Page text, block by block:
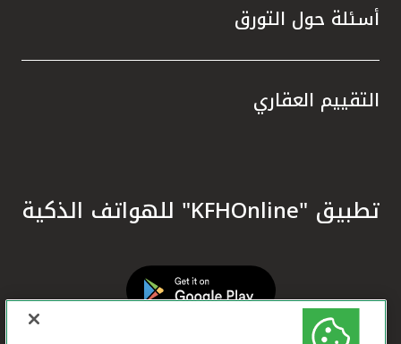
أسئلة حول التورق
التقييم العقاري
تطبيق "KFHOnline" للهواتف الذكية